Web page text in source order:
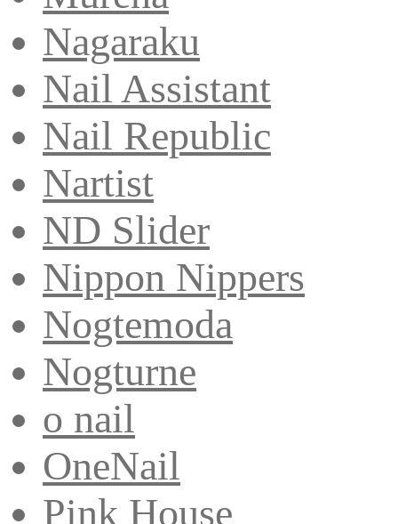
Nagaraku
Nail Assistant
Nail Republic
Nartist
ND Slider
Nippon Nippers
Nogtemoda
Nogturne
o nail
OneNail
Pink House